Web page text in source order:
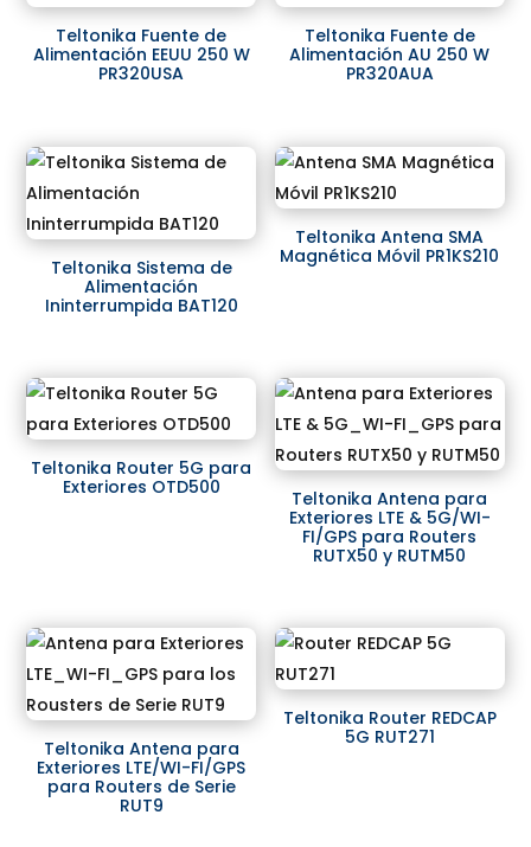
Teltonika Fuente de
Alimentación EEUU 250 W
PR320USA
Teltonika Fuente de
Alimentación AU 250 W
PR320AUA
Teltonika Sistema de
Alimentación
Ininterrumpida BAT120
Teltonika Antena SMA
Magnética Móvil PR1KS210
Teltonika Router 5G para
Exteriores OTD500
Teltonika Antena para
Exteriores LTE & 5G/WI-
FI/GPS para Routers
RUTX50 y RUTM50
Teltonika Antena para
Exteriores LTE/WI-FI/GPS
para Routers de Serie
RUT9
Teltonika Router REDCAP
5G RUT271